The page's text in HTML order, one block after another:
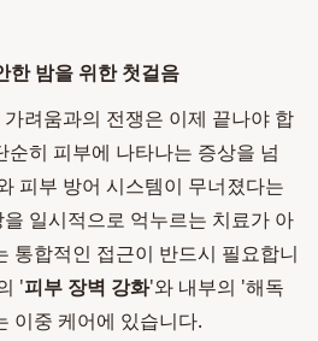
한 밤을 위한 첫걸음
려움과의 전쟁은 이제 끝나야 합
순히 피부에 나타나는 증상을 넘
피부 방어 시스템이 무너졌다는
일시적으로 억누르는 치료가 아
통합적인 접근이 반드시 필요합니
'피부 장벽 강화'와 내부의 '해독
이중 케어에 있습니다.